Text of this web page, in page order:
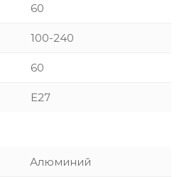
60
100-240
60
E27
Алюминий